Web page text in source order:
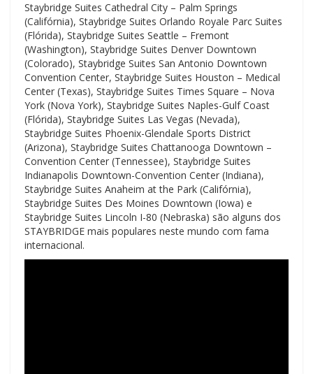
Staybridge Suites Cathedral City – Palm Springs
(Califórnia), Staybridge Suites Orlando Royale Parc Suites
(Flórida), Staybridge Suites Seattle – Fremont
(Washington), Staybridge Suites Denver Downtown
(Colorado), Staybridge Suites San Antonio Downtown
Convention Center, Staybridge Suites Houston – Medical
Center (Texas), Staybridge Suites Times Square – Nova
York (Nova York), Staybridge Suites Naples-Gulf Coast
(Flórida), Staybridge Suites Las Vegas (Nevada),
Staybridge Suites Phoenix-Glendale Sports District
(Arizona), Staybridge Suites Chattanooga Downtown –
Convention Center (Tennessee), Staybridge Suites
Indianapolis Downtown-Convention Center (Indiana),
Staybridge Suites Anaheim at the Park (Califórnia),
Staybridge Suites Des Moines Downtown (Iowa) e
Staybridge Suites Lincoln I-80 (Nebraska) são alguns dos
STAYBRIDGE mais populares neste mundo com fama
internacional.